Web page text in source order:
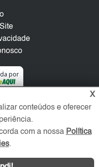
por
X
conteúdos e oferecer
com a nossa Política
.